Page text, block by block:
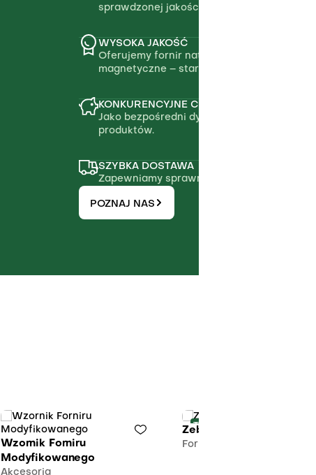
sprawdzonej jakości.
WYSOKA JAKOŚĆ
Oferujemy fornir naturalny i
magnetyczne – starannie dobrane pod
KONKURENCYJNE CENY
Jako bezpośredni dystrybutor
produktów.
SZYBKA DOSTAWA
Zapewniamy sprawną realizację
POZNAJ NAS
Wzornik Forniru
Modyfikowanego
Akcesoria
Taniej o 64%
Zebrano ZE-0021
Fornir modyfikowany